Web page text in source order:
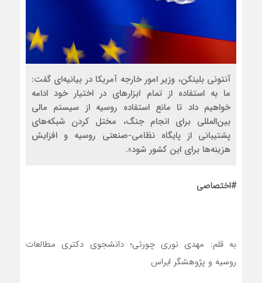
آنتونی بلینکن، وزیر امور خارجه آمریکا در بیانیه‌ای گفت:
ما به استفاده از تمام ابزارهای در اختیار خود ادامه
خواهیم داد تا مانع استفاده روسیه از سیستم مالی
بین‌المللی برای انجام جنگ، مختل کردن شبکه‌های
پشتیبانی از پایگاه نظامی-صنعتی روسیه و افزایش
هزینه‌ها برای این کشور شود».
#اختصاصی
به قلم: مهدی نوری چورتی؛ دانشجوی دکتری مطالعات
روسیه و پژوهشگر ایراس